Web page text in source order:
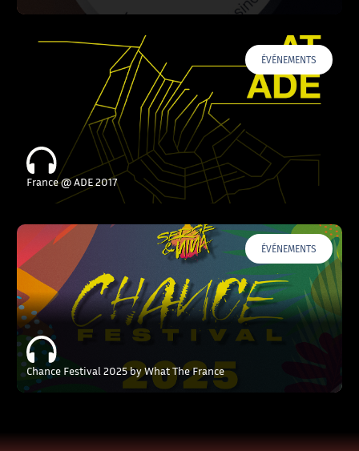
ÉVÉNEMENTS
France @ ADE 2017
ÉVÉNEMENTS
Chance Festival 2025 by What The France